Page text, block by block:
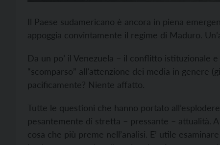
Il Paese sudamericano è ancora in piena
appoggia convintamente il regime di Maduro.
Da un po’ il Venezuela – il conflitto istituzionale
“scomparso” all’attenzione dei media in genere
pacificamente? Niente affatto.
Tutte le questioni che hanno portato
pesantemente di stretta – pressante – attualità.
cosa che più preme nell’analisi. E’ utile